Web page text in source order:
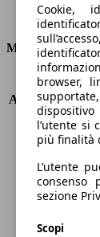
Consumi
Motore e
KW
Accelerazione
Velocità
Numero di
Cookie,
browser,
l’utente si
più finalità
L’utente
consenso
sezione
Scopi